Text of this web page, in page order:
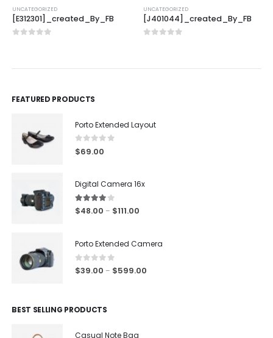
UNCATEGORIZED
[E312301]_created_By_FB
UNCATEGORIZED
[J401044]_created_By_FB
FEATURED PRODUCTS
Porto Extended Layout
0 out of 5
$69.00
Digital Camera 16x
4.00out of 5
$48.00 – $111.00
Porto Extended Camera
0out of 5
$39.00 – $599.00
BEST SELLING PRODUCTS
Casual Note Bag